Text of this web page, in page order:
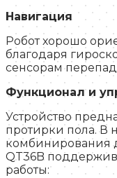
Навигация
Робот хорошо
благодаря
сенсорам
Функционал и
Устройство
протирки пола. В
комбинирования
QT36B
работы: